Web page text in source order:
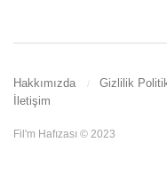
Hakkımızda Gizlilik
İletişim
Fil'm Hafızası © 2023